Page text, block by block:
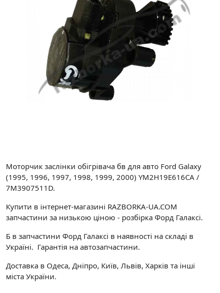
Моторчик заслінки обігрівача бв для авто Ford Galaxy
(1995, 1996, 1997, 1998, 1999, 2000) YM2H19E616CA /
7M3907511D.
Купити в інтернет-магазині RAZBORKA-UA.COM
запчастини за низькою ціною - розбірка Форд Галаксі.
Б в запчастини Форд Галаксі в наявності на складі в
Україні. Гарантія на автозапчастини.
Доставка в Одеса, Дніпро, Київ, Львів, Харків та інші
міста України.